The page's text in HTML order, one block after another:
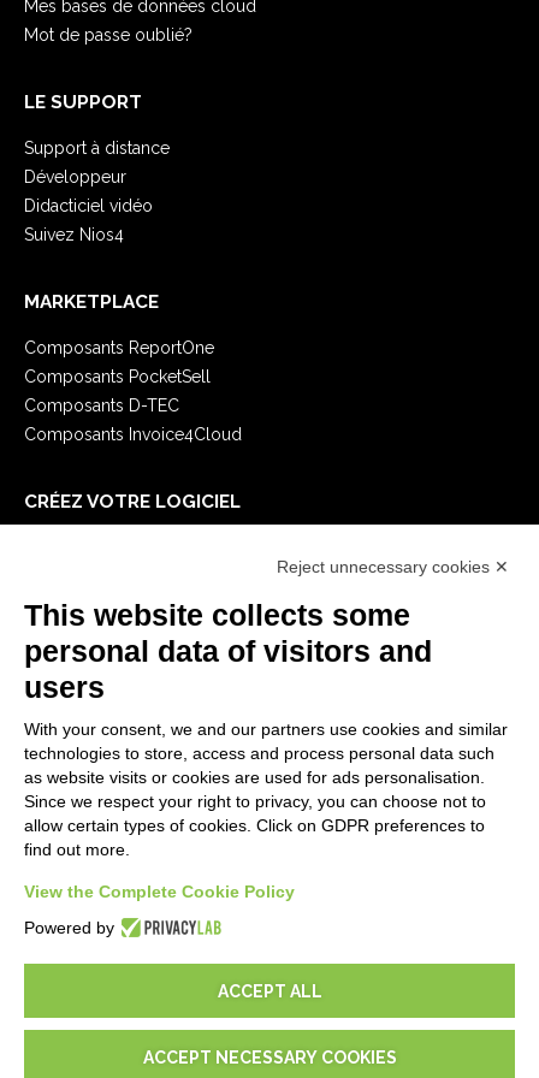
Mes bases de données cloud
Mot de passe oublié?
LE SUPPORT
Support à distance
Développeur
Didacticiel vidéo
Suivez Nios4
MARKETPLACE
Composants ReportOne
Composants PocketSell
Composants D-TEC
Composants Invoice4Cloud
CRÉEZ VOTRE LOGICIEL
E-Book
MENTIONS LÉGALES
Politiques de confidentialité
Security Policy
Documentation contractuelle et RGPD
Conditions générales de livraison
Conditions du service d'assistance
Paramètres cookie
Reject unnecessary cookies ✕
This website collects some
personal data of visitors and
users
With your consent, we and our partners use cookies and similar
technologies to store, access and process personal data such
as website visits or cookies are used for ads personalisation.
Since we respect your right to privacy, you can choose not to
allow certain types of cookies. Click on GDPR preferences to
find out more.
View the Complete Cookie Policy
Powered by
ACCEPT ALL
ACCEPT NECESSARY COOKIES